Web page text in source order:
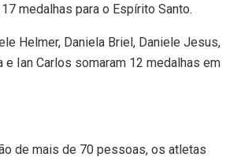
medalhas para o Espírito Santo.
Helmer, Daniela Briel, Daniele Jesus,
e Ian Carlos somaram 12 medalhas em
de mais de 70 pessoas, os atletas